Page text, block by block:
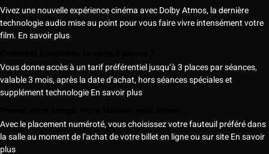
Vivez une nouvelle expérience cinéma avec Dolby Atmos, la dernière
technologie audio mise au point pour vous faire vivre intensément votre
film. En savoir plus
Vous donne accès à un tarif préférentiel jusqu’à 3 places par séances,
valable 3 mois, après la date d’achat, hors séances spéciales et
supplément technologieEn savoir plus
Avec le placement numéroté, vous choisissez votre fauteuil préféré dans
la salle au moment de l’achat de votre billet en ligne ou sur siteEn savoir
plus